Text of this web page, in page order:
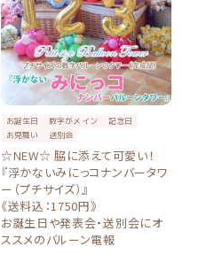
お誕生日 数字がメイン
記念日
お見舞い
送別会
☆NEW☆ 脇に添えて可愛い！
『浮かないみにっコナンバータワ
ー（プチサイズ）』
《送料込：1750円》
お誕生日や発表会・送別会にオ
ススメのバルーン電報